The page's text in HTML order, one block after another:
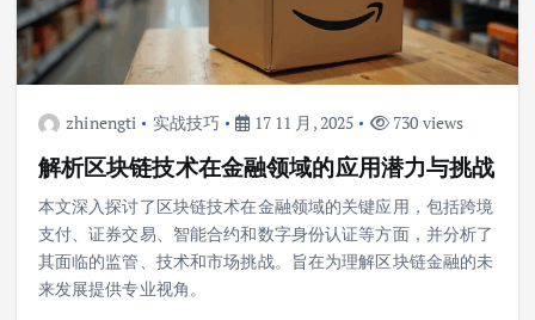
zhinengti 实战技巧 17 11 月, 2025 730 views
解析区块链技术在金融领域的应用潜力与挑战
本文深入探讨了区块链技术在金融领域的关键应用，包括跨境
支付、证券交易、智能合约和数字身份认证等方面，并分析了
其面临的监管、技术和市场挑战。旨在为理解区块链金融的未
来发展提供专业视角。